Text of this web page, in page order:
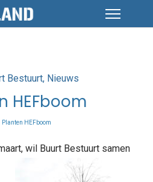
Bestuurt Nieuws
HEFboom
Planten HEFboom
wil Buurt Bestuurt samen